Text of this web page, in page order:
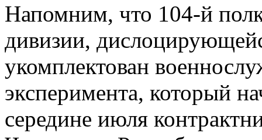
Напомним, что 104-й
дивизии,
укомплектован
эксперимента, который
середине июля